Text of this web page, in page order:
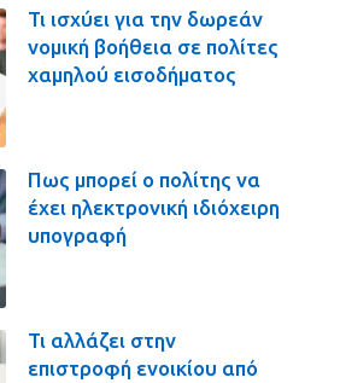
Τι ισχύει για την δωρεάν
νομική βοήθεια σε πολίτες
χαμηλού εισοδήματος
Πως μπορεί ο πολίτης να
έχει ηλεκτρονική ιδιόχειρη
υπογραφή
Τι αλλάζει στην
επιστροφή ενοικίου από